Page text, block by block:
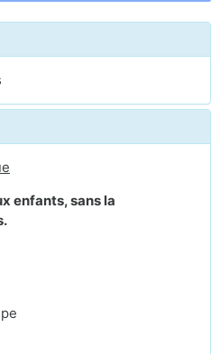
enfants, sans la